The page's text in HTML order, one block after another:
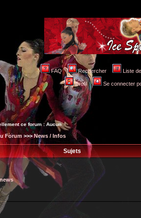
FAQ Rechercher Liste
Profil Se connecter
ce forum : Aucun
Forum >>>News / Infos
Sujets